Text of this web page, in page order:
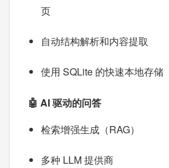
页
自动结构解析和内容提取
使用 SQLite 的快速本地存储
🤖 AI 驱动的问答
检索增强生成（RAG）
多种 LLM 提供商